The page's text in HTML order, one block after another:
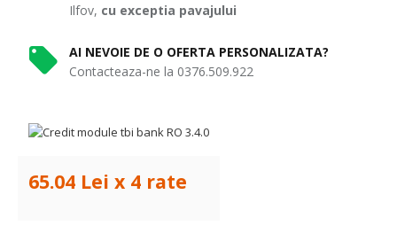
Ilfov, cu exceptia pavajului
AI NEVOIE DE O OFERTA PERSONALIZATA?
Contacteaza-ne la 0376.509.922
65.04 Lei x 4 rate